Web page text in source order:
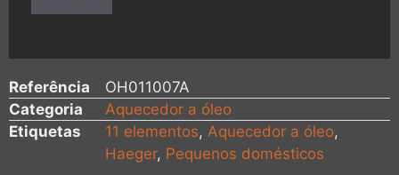
Referência
OH011007A
Categoria
Aquecedor a óleo
Etiquetas
11 elementos, Aquecedor a óleo,
Haeger, Pequenos domésticos